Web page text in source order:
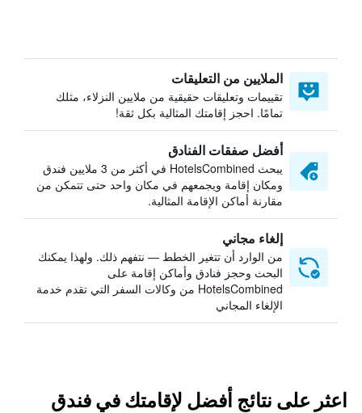
الملايين من التعليقات
تقييمات وتعليقات حقيقية من ملايين النزلاء، مثلك
تمامًا. احجز إقامتك المثالية بكل ثقة!
أفضل صفقات الفنادق
يبحث HotelsCombined في أكثر من 3 ملايين فندق
ومكان إقامة ويجمعهم في مكان واحد حتى تتمكن من
مقارنة أماكن الإقامة المثالية.
إلغاء مجاني
من الوارد أن تتغير الخطط — نتفهم ذلك. ولهذا يمكنك
البحث وحجز فنادق وأماكن إقامة على
HotelsCombined من وكالات السفر التي تقدم خدمة
الإلغاء المجاني
اعثر على نتائج أفضل لإقامتك في فندق